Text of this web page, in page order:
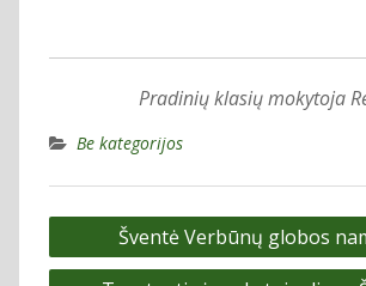
Pradinių klasių mokytoja
Be kategorijos
Navigacija
tarp
Šventė Verbūnų globos